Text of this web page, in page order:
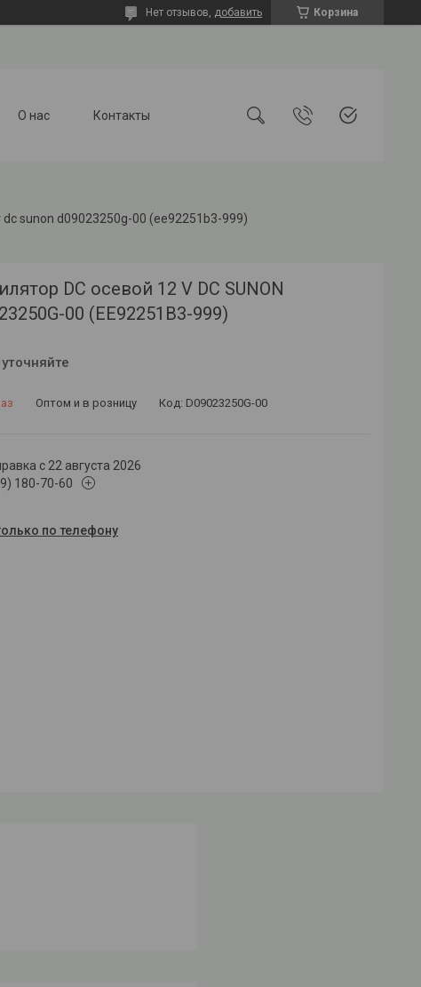
Корзина
Нет отзывов, добавить
О нас Контакты
dc sunon d09023250g-00 (ee92251b3-999)
DC осевой 12 V DC SUNON
00 (EE92251B3-999)
Оптом и в розницу Код: D09023250G-00
с 22 августа 2026
180-70-60
по телефону